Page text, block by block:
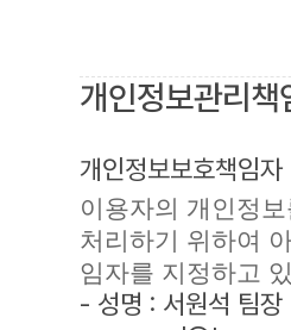
개인정보관리
개인정보보호책임
이용자의 개인정
처리하기 위하여
임자를 지정하고
- 성명 : 서원석 팀